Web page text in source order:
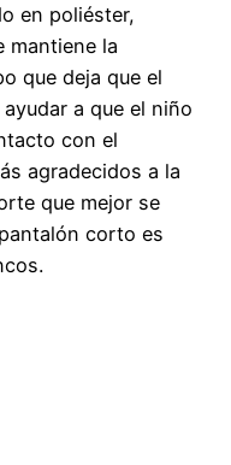
en poliéster,
mantiene la
que deja que el
a que el niño
con el
agradecidos a la
que mejor se
corto es